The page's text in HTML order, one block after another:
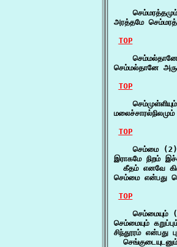
அரத்தமே
TOP
செம்மல்தானே
TOP
TOP
    செம்மை (2)
இராகமே நிறம்
கீதம் எனவே
செம்மை என்பது
TOP
செம்மையும்
செம்மையும்
சிந்தூரம் என்பது